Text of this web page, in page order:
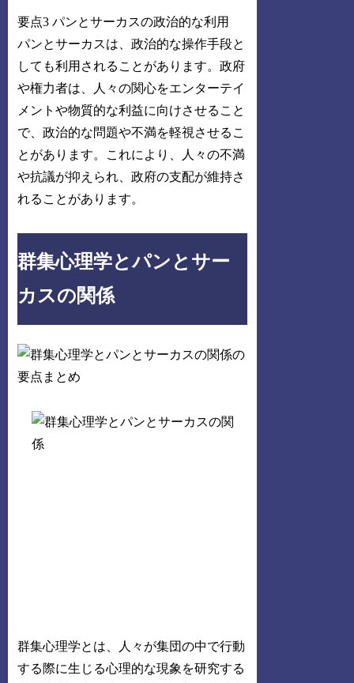
要点3 パンとサーカスの政治的な利用
パンとサーカスは、政治的な操作手段と
しても利用されることがあります。政府
や権力者は、人々の関心をエンターテイ
メントや物質的な利益に向けさせること
で、政治的な問題や不満を軽視させるこ
とがあります。これにより、人々の不満
や抗議が抑えられ、政府の支配が維持さ
れることがあります。
群集心理学とパンとサー
カスの関係
群集心理学とは、人々が集団の中で行動
する際に生じる心理的な現象を研究する